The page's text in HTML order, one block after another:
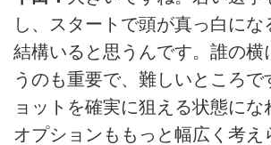
し、スタートで頭が真っ白にな
結構いると思うんです。誰の横
うのも重要で、難しいところで
ョットを確実に狙える状態にな
オプションももっと幅広く考え